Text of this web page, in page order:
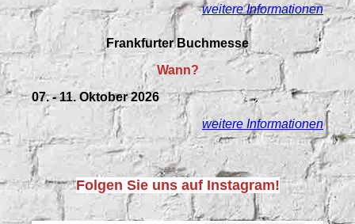
weitere Informationen
Frankfurter Buchmesse
Wann?
07. - 11. Oktober 2026
weitere Informationen
Folgen Sie uns auf Instagram!